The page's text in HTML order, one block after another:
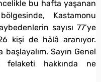
bu hafta yaşanan
Kastamonu
sayısı 77’ye
kişi de hâlâ aranıyor.
başlayalım. Sayın Genel
felaketi hakkında ne